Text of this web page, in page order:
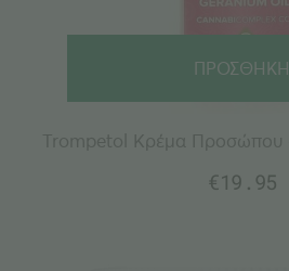
ΠΡΟΣΘΗΚΗ
€19.95